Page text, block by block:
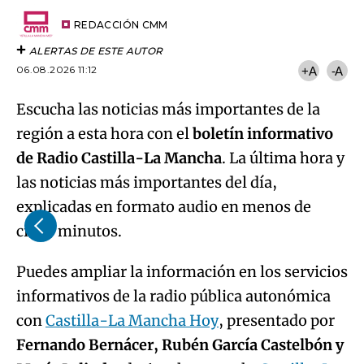
REDACCIÓN CMM
ALERTAS DE ESTE AUTOR
06.08.2026 11:12
+A -A
Escucha las noticias más importantes de la
región a esta hora con elboletín informativo
de Radio Castilla-La Mancha. La última hora y
las noticias más importantes del día,
explicadas en formato audio en menos de
cinco minutos.
Puedes ampliar la información en los servicios
informativos de la radio pública autonómica
conCastilla-La Mancha Hoy, presentado por
Fernando Bernácer, Rubén García Castelbón y